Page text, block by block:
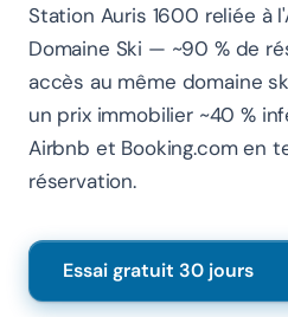
Station Auris 1600 reliée à
Domaine Ski — ~90 % de
accès au même domaine
un prix immobilier ~40 %
Airbnb et Booking.com en
réservation.
Essai gratuit 30 jours
Chanlify Assistant
En ligne · Online
Bonjour 👋 Je suis l'assistant
je vous aider ?
Hello! I'm the Chanlify assistant.